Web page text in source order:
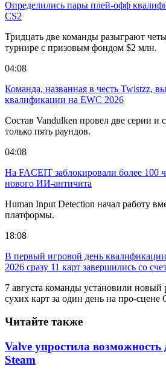
Определились пары плей-офф
CS2
Тридцать две команды разыграют
турнире с призовым фондом $2 млн.
04:08
Команда, названная в честь Twistzz,
квалификации на EWC 2026
Состав Vandulken провел две серии и
только пять раундов.
04:08
На FACEIT заблокировали более 100
нового ИИ-античита
Human Input Detection начал работу
платформы.
18:08
В первый игровой день
2026 сразу 11 карт завершились со
7 августа команды установили новый
сухих карт за один день на про-сцене
Читайте также
Valve упростила
Steam